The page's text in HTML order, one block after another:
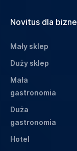
Novitus dla
Mały sklep
Duży sklep
Mała
gastronomia
Duża
gastronomia
Hotel